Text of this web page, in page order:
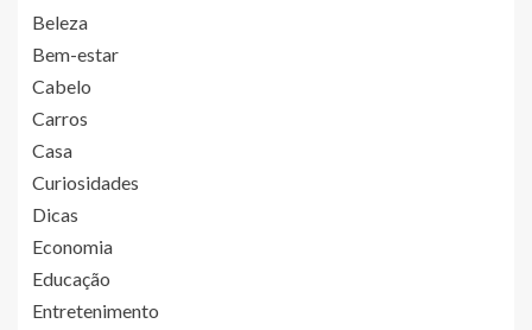
Beleza
Bem-estar
Cabelo
Carros
Casa
Curiosidades
Dicas
Economia
Educação
Entretenimento